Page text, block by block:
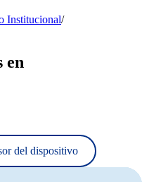
Institucional/
en
del dispositivo